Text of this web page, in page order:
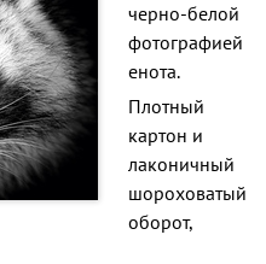
черно-белой
фотографией
енота.
Плотный
картон и
лаконичный
шороховатый
оборот,